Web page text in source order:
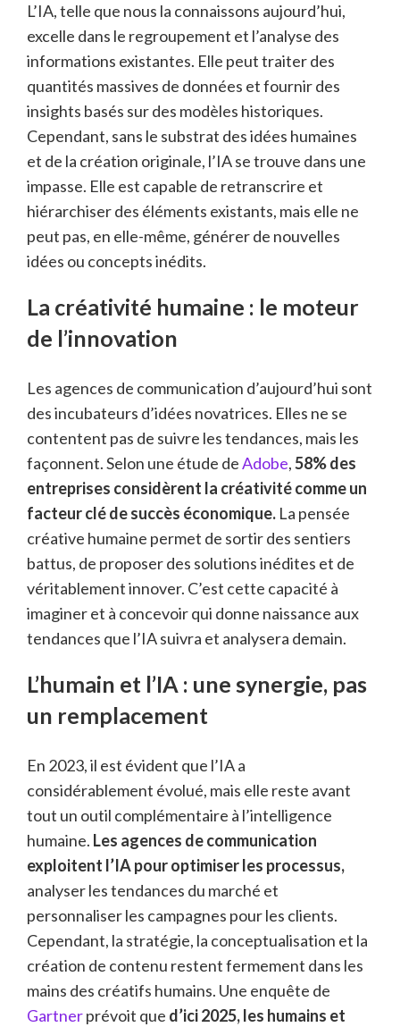
L’IA, telle que nous la connaissons aujourd’hui,
excelle dans le regroupement et l’analyse des
informations existantes. Elle peut traiter des
quantités massives de données et fournir des
insights basés sur des modèles historiques.
Cependant, sans le substrat des idées humaines
et de la création originale, l’IA se trouve dans une
impasse. Elle est capable de retranscrire et
hiérarchiser des éléments existants, mais elle ne
peut pas, en elle-même, générer de nouvelles
idées ou concepts inédits.
La créativité humaine : le moteur
de l’innovation
Les agences de communication d’aujourd’hui sont
des incubateurs d’idées novatrices. Elles ne se
contentent pas de suivre les tendances, mais les
façonnent. Selon une étude deAdobe,58% des
entreprises considèrent la créativité comme un
facteur clé de succès économique. La pensée
créative humaine permet de sortir des sentiers
battus, de proposer des solutions inédites et de
véritablement innover. C’est cette capacité à
imaginer et à concevoir qui donne naissance aux
tendances que l’IA suivra et analysera demain.
L’humain et l’IA : une synergie, pas
un remplacement
En 2023, il est évident que l’IA a
considérablement évolué, mais elle reste avant
tout un outil complémentaire à l’intelligence
humaine. Les agences de communication
exploitent l’IA pour optimiser les processus,
analyser les tendances du marché et
personnaliser les campagnes pour les clients.
Cependant, la stratégie, la conceptualisation et la
création de contenu restent fermement dans les
mains des créatifs humains. Une enquête de
Gartnerprévoit que d’ici 2025, les humains et